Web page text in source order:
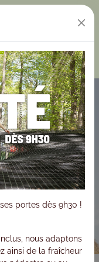
portes dès 9h30 !
nous adaptons
ainsi de la fraîcheur